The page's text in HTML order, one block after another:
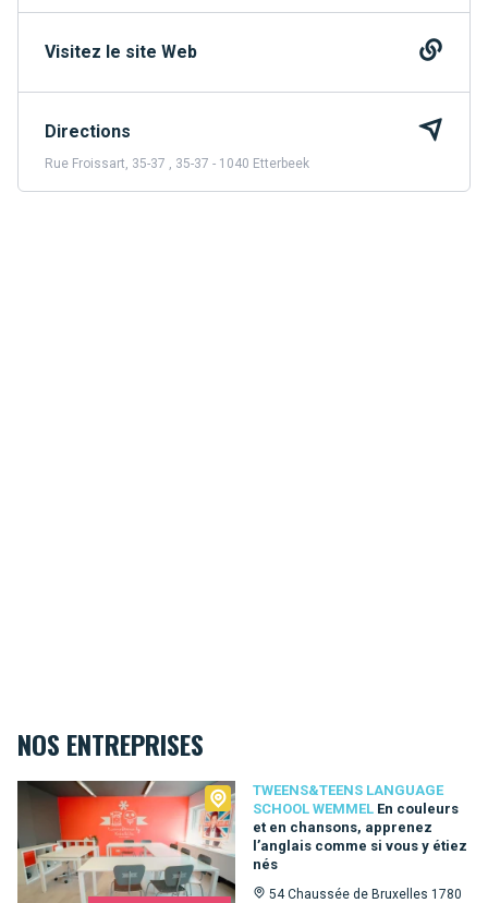
Visitez le site Web
Directions
Rue Froissart, 35-37 , 35-37 - 1040 Etterbeek
NOS ENTREPRISES
TWEENS&TEENS LANGUAGE
SCHOOL WEMMEL En couleurs
et en chansons, apprenez
l’anglais comme si vous y étiez
nés
54 Chaussée de Bruxelles 1780
Tweens&Teens language school Wemmel